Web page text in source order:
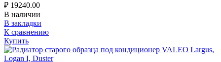
₽ 19240.00
В наличии
В закладки
К сравнению
Купить